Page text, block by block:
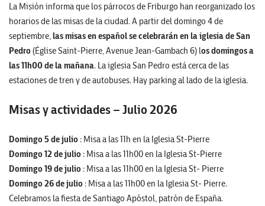
La Misión informa que los párrocos de Friburgo han reorganizado los
horarios de las misas de la ciudad. A partir del domingo 4 de
septiembre,las misas en español se celebrarán en la iglesia de San
Pedro(Église Saint-Pierre, Avenue Jean-Gambach 6) los domingos a
las 11h00 de la mañana. La iglesia San Pedro está cerca de las
estaciones de tren y de autobuses. Hay parking al lado de la iglesia.
Misas y actividades – Julio 2026
Domingo 5 de julio : Misa a las 11h en la Iglesia St-Pierre
Domingo 12 de julio : Misa a las 11h00 en la Iglesia St-Pierre
Domingo 19 de julio : Misa a las 11h00 en la Iglesia St- Pierre
Domingo 26 de julio : Misa a las 11h00 en la Iglesia St- Pierre.
Celebramos la fiesta de Santiago Apóstol, patrón de España.